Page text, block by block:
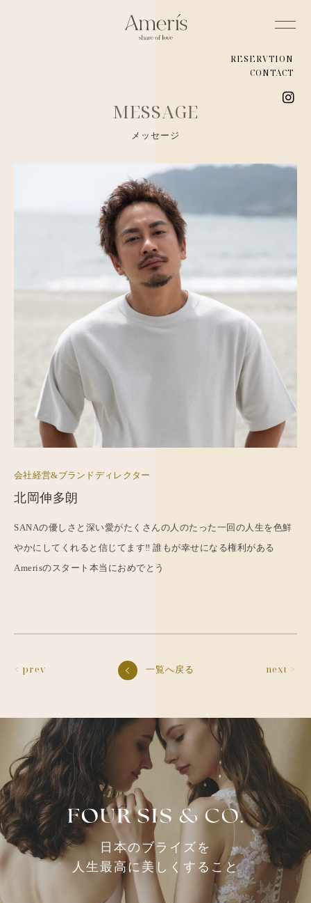
RESERVTION
CONTACT
MESSAGE
メッセージ
会社経営&ブランドディレクター
北岡伸多朗
SANAの優しさと深い愛がたくさんの人のたった一回の人生を色鮮
やかにしてくれると信じてます‼️ 誰もが幸せになる権利がある
Amerisのスタート本当におめでとう
< prev 一覧へ戻る next >
日本のブライズを
人生最高に美しくすること